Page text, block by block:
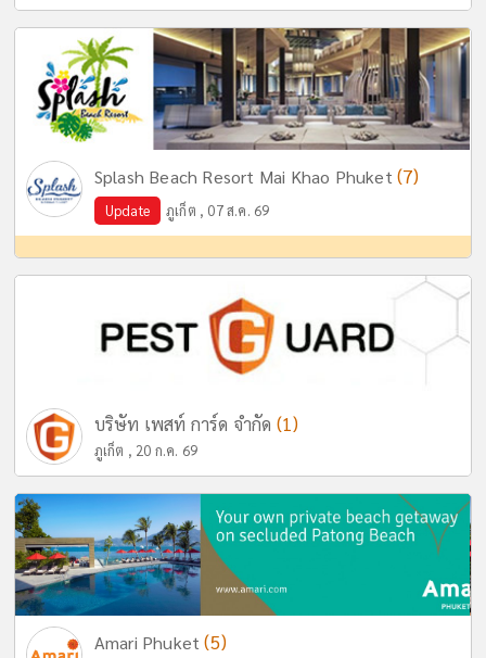
Splash Beach Resort Mai Khao Phuket (7)
Update ภูเก็ต , 07 ส.ค. 69
บริษัท เพสท์ การ์ด จำกัด (1)
ภูเก็ต , 20 ก.ค. 69
Amari Phuket(5)